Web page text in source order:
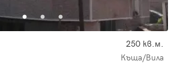
250 кв.м.
Къща/Вила